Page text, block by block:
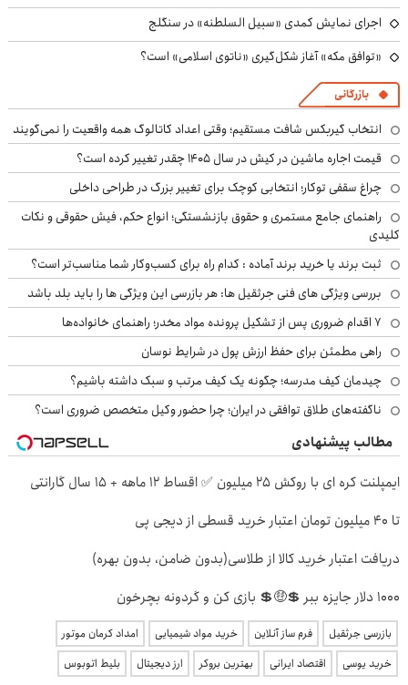
اجرای نمایش کمدی «سبیل السلطنه» در سنگلج
«توافق مکه» آغاز شکل‌گیری «ناتوی اسلامی» است؟
بازرگانی
انتخاب گیربکس شافت مستقیم؛ وقتی اعداد کاتالوگ همه واقعیت را نمی‌گویند
قیمت اجاره ماشین در کیش در سال ۱۴۰۵ چقدر تغییر کرده است؟
چراغ سقفی توکار؛ انتخابی کوچک برای تغییر بزرگ در طراحی داخلی
راهنمای جامع مستمری و حقوق بازنشستگی؛ انواع حکم، فیش حقوقی و نکات
کلیدی
ثبت برند یا خرید برند آماده : کدام راه برای کسب‌وکار شما مناسب‌تر است؟
بررسی ویژگی های فنی جرثقیل ها: هر بازرسی این ویژگی ها را باید بلد باشد
۷ اقدام ضروری پس از تشکیل پرونده مواد مخدر؛ راهنمای خانواده‌ها
راهی مطمئن برای حفظ ارزش پول در شرایط نوسان
چیدمان کیف مدرسه؛ چگونه یک کیف مرتب و سبک داشته باشیم؟
ناگفته‌های طلاق توافقی در ایران؛ چرا حضور وکیل متخصص ضروری است؟
مطالب پیشنهادی
ایمپلنت کره ای با روکش 25 میلیون ✅ اقساط 12 ماهه + 15 سال گارانتی
تا ۴۰ میلیون تومان اعتبار خرید قسطی از دیجی پی
دریافت اعتبار خرید کالا از طلاسی(بدون ضامن، بدون بهره)
1000 دلار جایزه ببر 💲🤑💲 بازی کن و گردونه بچرخون
بازرسی جرثقیل فرم ساز آنلاین خرید مواد شیمیایی
امداد کرمان موتور
خرید یوسی
اقتصاد ایرانی بهترین بروکر ارز دیجیتال بلیط اتوبوس